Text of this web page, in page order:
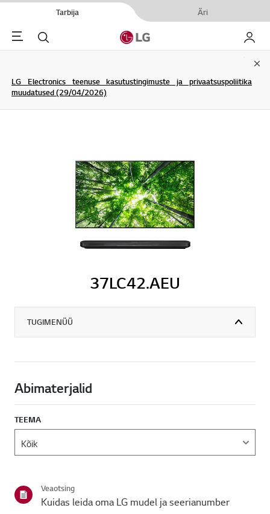
Tarbija Äri
Menu Otsi Minu
LG Electronics teenuse kasutustingimuste ja privaatsuspoliitika
muudatused (29/04/2026)
37LC42.AEU
TUGIMENÜÜ
Abimaterjalid
TEEMA
Veaotsing
Kuidas leida oma LG mudel ja seerianumber